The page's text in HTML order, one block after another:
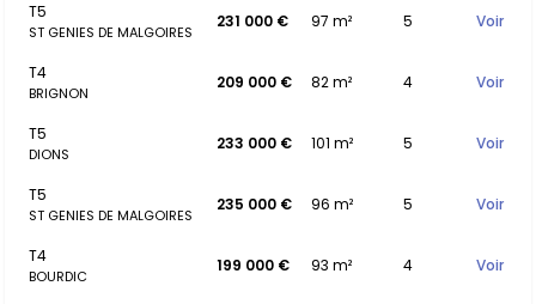
T5
ST GENIES DE MALGOIRES
231 000 € 97 m² 5 Voir
T4
BRIGNON
209 000 € 82 m² 4 Voir
T5
DIONS
233 000 € 101 m² 5 Voir
T5
ST GENIES DE MALGOIRES
235 000 € 96 m² 5 Voir
T4
BOURDIC
199 000 € 93 m² 4 Voir